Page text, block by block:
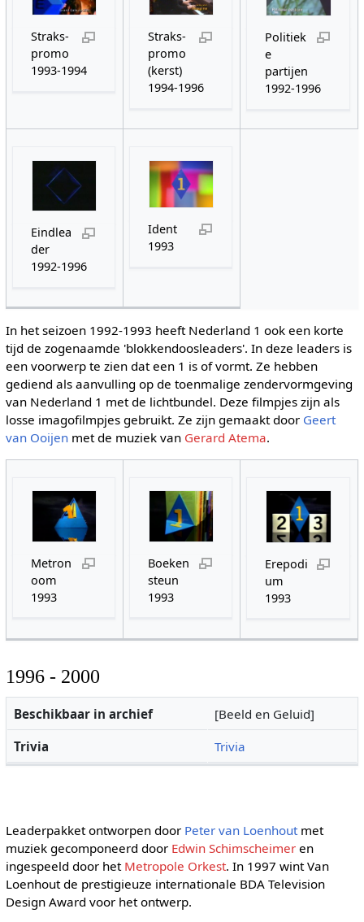
Straks-
promo
1993-1994
Straks-
promo
(kerst)
1994-1996
Politiek
e
partijen
1992-1996
Eindlea
der
1992-1996
Ident
1993
In het seizoen 1992-1993 heeft Nederland 1 ook een korte
tijd de zogenaamde 'blokkendoosleaders'. In deze leaders is
een voorwerp te zien dat een 1 is of vormt. Ze hebben
gediend als aanvulling op de toenmalige zendervormgeving
van Nederland 1 met de lichtbundel. Deze filmpjes zijn als
losse imagofilmpjes gebruikt. Ze zijn gemaakt door Geert
van Ooijenmet de muziek van Gerard Atema.
Metron
oom
1993
Boeken
steun
1993
Erepodi
um
1993
1996 - 2000
Beschikbaar in archief
[Beeld en Geluid]
Trivia
Trivia
Leaderpakket ontworpen door Peter van Loenhoutmet
muziek gecomponeerd door Edwin Schimscheimeren
ingespeeld door het Metropole Orkest. In 1997 wint Van
Loenhout de prestigieuze internationale BDA Television
Design Award voor het ontwerp.